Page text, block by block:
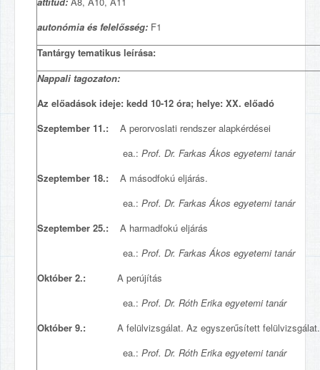
autonómia és felelősség: F1
Tantárgy tematikus leírása:
Nappali tagozaton:
Az előadások ideje: kedd 10-12 óra; helye: XX. előadó
Szeptember 11.: A perorvoslati rendszer alapkérdései
ea.: Prof. Dr. Farkas Ákos egyetemi tanár
Szeptember 18.: A másodfokú eljárás.
ea.: Prof. Dr. Farkas Ákos egyetemi tanár
Szeptember 25.: A harmadfokú eljárás
ea.: Prof. Dr. Farkas Ákos egyetemi tanár
Október 2.: A perújítás
ea.: Prof. Dr. Róth Erika egyetemi tanár
Október 9.: A felülvizsgálat. Az egyszerűsített
ea.: Prof. Dr. Róth Erika egyetemi tanár